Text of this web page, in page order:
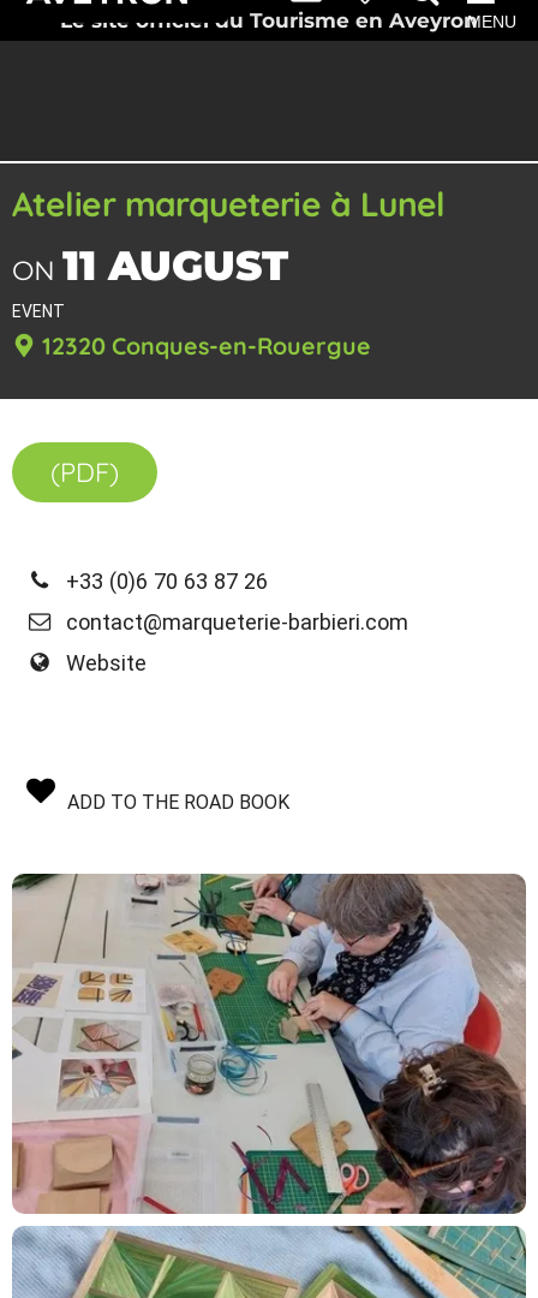
Le site officiel du Tourisme en AveyronMENU
Atelier marqueterie à Lunel
ON 11 AUGUST
EVENT
12320 Conques-en-Rouergue
(PDF)
+33 (0)6 70 63 87 26
contact@marqueterie-barbieri.com
Website
ADD TO THE ROAD BOOK